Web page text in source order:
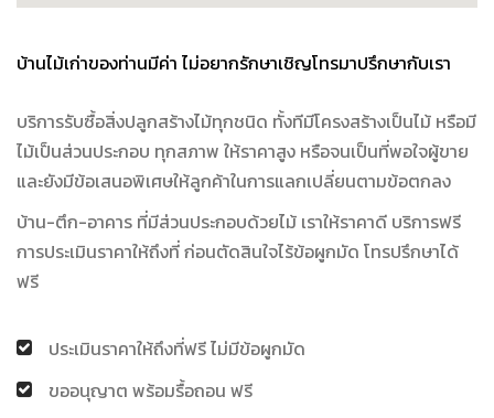
บ้านไม้เก่าของท่านมีค่า ไม่อยากรักษาเชิญโทรมาปรึกษากับเรา
บริการรับซื้อสิ่งปลูกสร้างไม้ทุกชนิด ทั้งทีมีโครงสร้างเป็นไม้ หรือมี
ไม้เป็นส่วนประกอบ ทุกสภาพ ให้ราคาสูง หรือจนเป็นที่พอใจผู้ขาย
และยังมีข้อเสนอพิเศษให้ลูกค้าในการแลกเปลี่ยนตามข้อตกลง
บ้าน-ตึก-อาคาร ที่มีส่วนประกอบด้วยไม้ เราให้ราคาดี บริการฟรี
การประเมินราคาให้ถึงที่ ก่อนตัดสินใจไร้ข้อผูกมัด โทรปรึกษาได้
ฟรี
ประเมินราคาให้ถึงที่ฟรี ไม่มีข้อผูกมัด
ขออนุญาต พร้อมรื้อถอน ฟรี